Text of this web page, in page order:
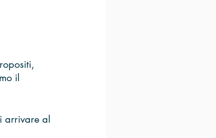
il
arrivare al